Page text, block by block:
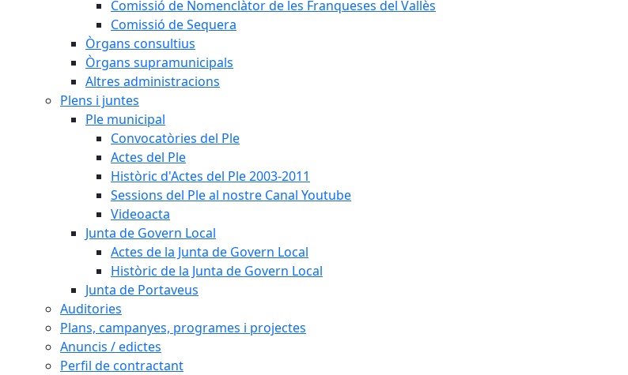
Comissió de Nomenclàtor de les Franqueses del Vallès
Comissió de Sequera
Òrgans consultius
Òrgans supramunicipals
Altres administracions
Plens i juntes
Ple municipal
Convocatòries del Ple
Actes del Ple
Històric d'Actes del Ple 2003-2011
Sessions del Ple al nostre Canal Youtube
Videoacta
Junta de Govern Local
Actes de la Junta de Govern Local
Històric de la Junta de Govern Local
Junta de Portaveus
Auditories
Plans, campanyes, programes i projectes
Anuncis / edictes
Perfil de contractant